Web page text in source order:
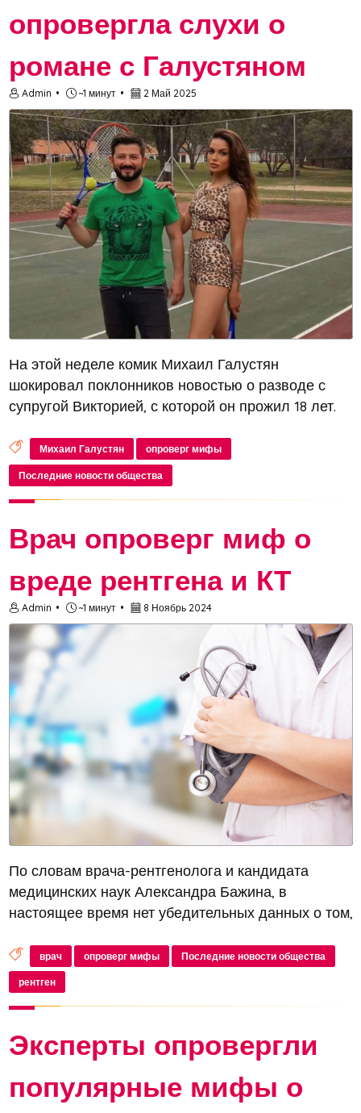
опровергла слухи о
романе с Галустяном
Admin ~1 минут 2 Май 2025
На этой неделе комик Михаил Галустян
шокировал поклонников новостью о разводе с
супругой Викторией, с которой он прожил 18 лет.
теперь сердце юмориста свободно. Сразу после
объявления о разводе появились слух...
Михаил Галустян опроверг мифы
Последние новости общества
Врач опроверг миф о
вреде рентгена и КТ
Admin ~1 минут 8 Ноябрь 2024
По словам врача-рентгенолога и кандидата
медицинских наук Александра Бажина, в
настоящее время нет убедительных данных о том,
компьютерная томография (КТ) и
рентгенография, непосредственно способствуют
р...
врач опроверг мифы Последние новости общества
рентген
Эксперты опровергли
популярные мифы о